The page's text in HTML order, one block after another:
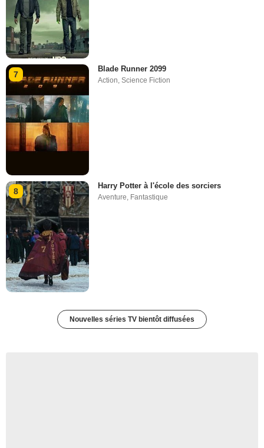
7
Blade Runner 2099
Action ,Science Fiction
8
Harry Potter à l'école des sorciers
Aventure, Fantastique
Nouvelles séries TV bientôt diffusées